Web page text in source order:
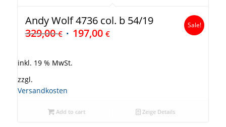
Andy Wolf 4736 col. b 54/19
329,00€ 197,00 €
Sale!
inkl. 19 % MwSt.
zzgl.
Versandkosten
Add to cart Zeige Details